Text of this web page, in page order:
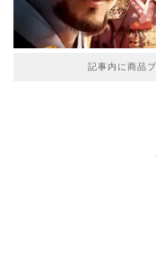
記事内に商品